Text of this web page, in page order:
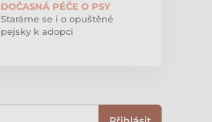
DOČASNÁ PÉČE O PSY
Staráme se i o opuštěné
pejsky k adopci